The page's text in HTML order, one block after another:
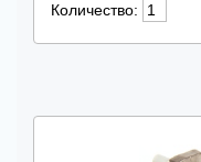
Количество: